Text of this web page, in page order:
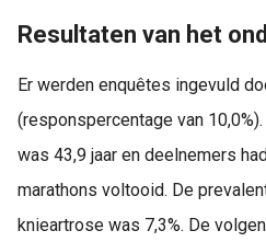
Resultaten van het
Er werden enquêtes ingevuld
(responspercentage van
was 43,9 jaar en deelnemers
marathons voltooid. De
knieartrose was 7,3%. De